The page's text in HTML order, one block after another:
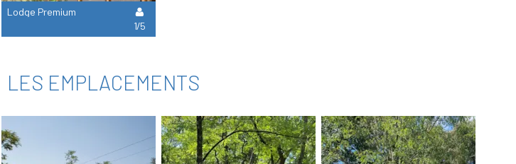
Lodge Premium
1/5
LES EMPLACEMENTS